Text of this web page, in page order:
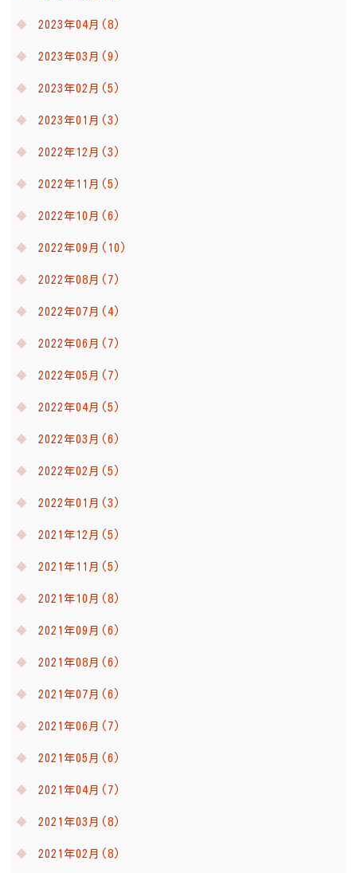
2023年04月(8)
2023年03月(9)
2023年02月(5)
2023年01月(3)
2022年12月(3)
2022年11月(5)
2022年10月(6)
2022年09月(10)
2022年08月(7)
2022年07月(4)
2022年06月(7)
2022年05月(7)
2022年04月(5)
2022年03月(6)
2022年02月(5)
2022年01月(3)
2021年12月(5)
2021年11月(5)
2021年10月(8)
2021年09月(6)
2021年08月(6)
2021年07月(6)
2021年06月(7)
2021年05月(6)
2021年04月(7)
2021年03月(8)
2021年02月(8)